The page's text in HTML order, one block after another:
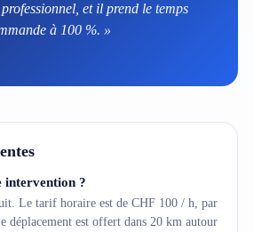
et il prend le temps
à 100 %. »
intervention ?
Le tarif horaire est de CHF 100 / h, par
déplacement est offert dans 20 km autour